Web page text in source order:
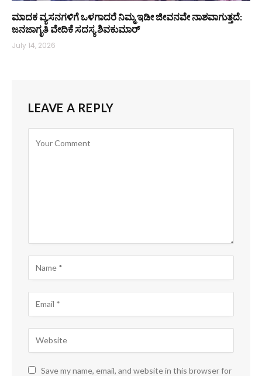
ಮಾದಕ ವ್ಯಸನಗಳಿಗೆ ಒಳಗಾದರೆ ನಿಮ್ಮ ಇಡೀ ಜೀವನವೇ ನಾಶವಾಗುತ್ತದೆ:
ಜನಜಾಗೃತಿ ವೇದಿಕೆ ಸದಸ್ಯ ಶಿವಕುಮಾರ್
July 14, 2026
LEAVE A REPLY
Save my name, email, and website in this browser for